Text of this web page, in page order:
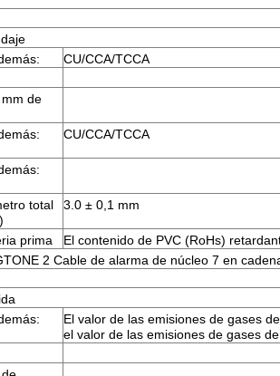
CU/CCA/TCCA
de
CU/CCA/TCCA
total
3.0 ± 0,1 mm
prima
El contenido de PVC (RoHs)
2 Cable de alarma de núcleo 7 en
El valor de las emisiones de gases
el valor de las emisiones de gases